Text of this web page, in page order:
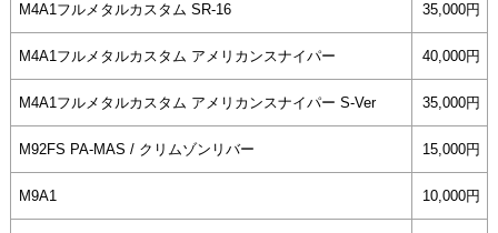
M4A1フルメタルカスタム SR-16 35,000円
M4A1フルメタルカスタム アメリカンスナイパー 40,000円
M4A1フルメタルカスタム アメリカンスナイパー S-Ver 35,000円
M92FS PA-MAS / クリムゾンリバー 15,000円
M9A1 10,000円